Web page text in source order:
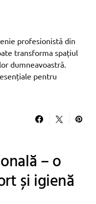
profesionistă din
transforma spațiul
dumneavoastră.
pentru
– o
și igienă